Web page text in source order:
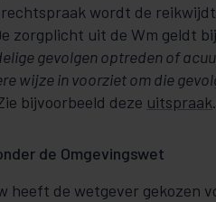
wordt de
zorgplicht uit de Wm geldt
gevolgen optreden of
wijze in voorziet om die
bijvoorbeeld deze uitspraak.
de Omgevingswet
heeft de wetgever gekozen